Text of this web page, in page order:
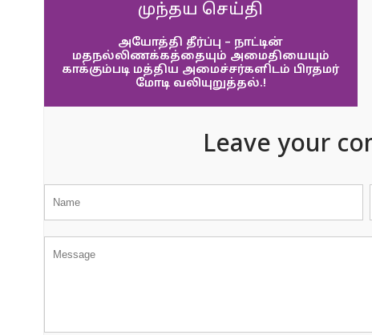
முந்தய செய்தி
அயோத்தி தீர்ப்பு – நாட்டின்
மதநல்லிணக்கத்தையும் அமைதியையும்
காக்கும்படி மத்திய அமைச்சர்களிடம் பிரதமர்
மோடி வலியுறுத்தல்.!
Leave your